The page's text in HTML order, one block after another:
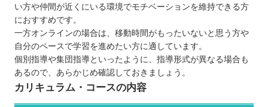
い方や仲間が近くにいる環境でモチベーションを維持できる方
におすすめです。
一方オンラインの場合は、移動時間がもったいないと思う方や
自分のペースで学習を進めたい方に適しています。
個別指導や集団指導といったように、指導形式が異なる場合も
あるので、あらかじめ確認しておきましょう。
カリキュラム・コースの内容